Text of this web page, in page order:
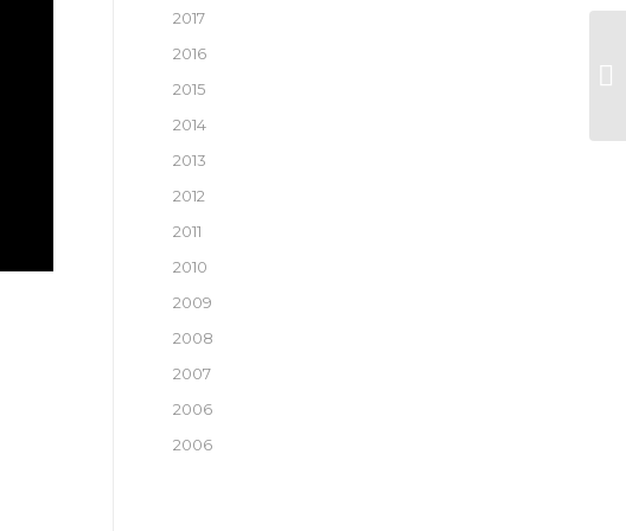
2017
2016
2015
2014
2013
2012
2011
2010
2009
2008
2007
2006
2006